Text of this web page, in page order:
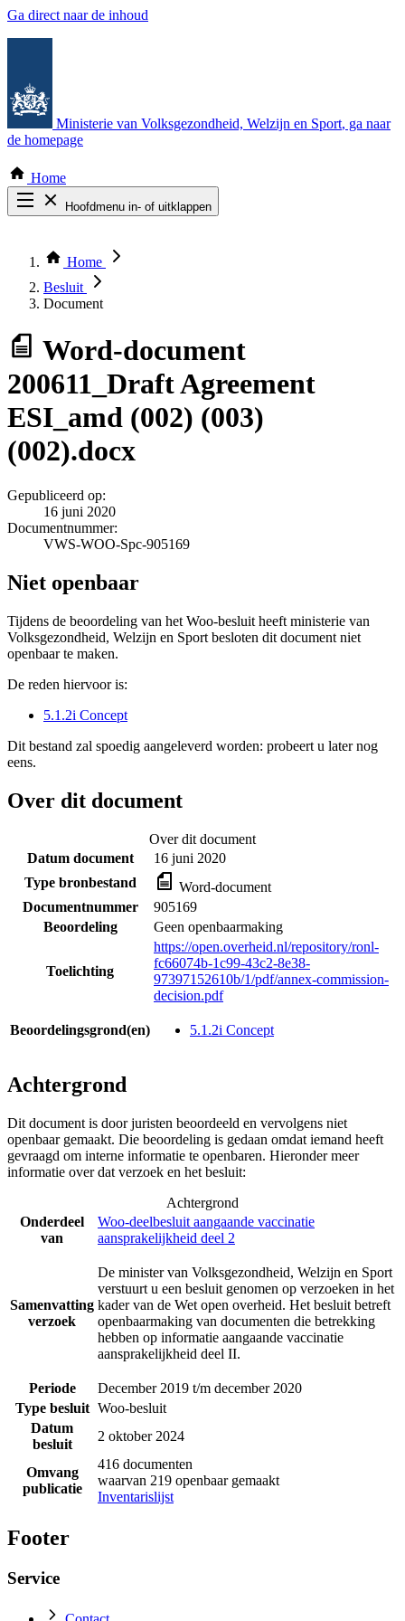
Ga direct naar de inhoud
Ministerie van Volksgezondheid, Welzijn en Sport, ga naar
de homepage
Home
Hoofdmenu in- of uitklappen
Thema COVID-19
Bekijk per bestuursorgaan
Home
Besluit
Document
Word-document
200611_Draft Agreement
ESI_amd (002) (003)
(002).docx
Gepubliceerd op:
16 juni 2020
Documentnummer:
VWS-WOO-Spc-905169
Niet openbaar
Tijdens de beoordeling van het Woo-besluit heeft ministerie van
Volksgezondheid, Welzijn en Sport besloten dit document niet
openbaar te maken.
De reden hiervoor is:
5.1.2i Concept
Dit bestand zal spoedig aangeleverd worden: probeert u later nog
eens.
Over dit document
Over dit document
Datum document
16 juni 2020
Type bronbestand
Word-document
Documentnummer
905169
Beoordeling
Geen openbaarmaking
Toelichting
https://open.overheid.nl/repository/ronl-
fc66074b-1c99-43c2-8e38-
97397152610b/1/pdf/annex-commission-
decision.pdf
Beoordelingsgrond(en) 5.1.2i Concept
Achtergrond
Dit document is door juristen beoordeeld en vervolgens niet
openbaar gemaakt. Die beoordeling is gedaan omdat iemand heeft
gevraagd om interne informatie te openbaren. Hieronder meer
informatie over dat verzoek en het besluit:
Achtergrond
Onderdeel
van
Woo-deelbesluit aangaande vaccinatie
aansprakelijkheid deel 2
Samenvatting
verzoek
De minister van Volksgezondheid, Welzijn en Sport
verstuurt u een besluit genomen op verzoeken in het
kader van de Wet open overheid. Het besluit betreft
openbaarmaking van documenten die betrekking
hebben op informatie aangaande vaccinatie
aansprakelijkheid deel II.
Periode
December 2019 t/m december 2020
Type besluit Woo-besluit
Datum
besluit
2 oktober 2024
Omvang
publicatie
416 documenten
waarvan 219 openbaar gemaakt
Inventarislijst
Footer
Service